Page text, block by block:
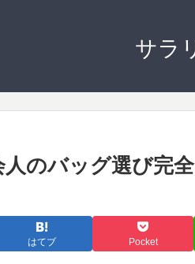
サラ
人のバッグ選び完
はてブ Pocket